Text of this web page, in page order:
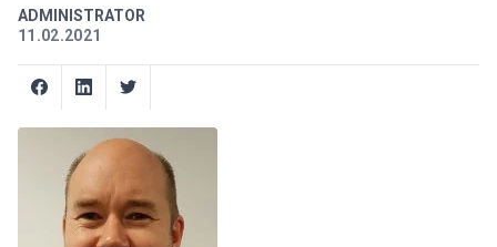
ADMINISTRATOR
11.02.2021